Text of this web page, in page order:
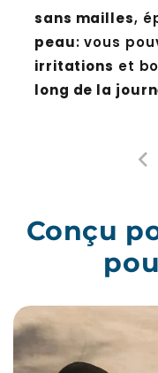
peau : vous
irritationset
long de la
Conçu